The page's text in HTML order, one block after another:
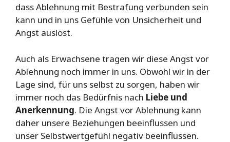
dass Ablehnung mit Bestrafung verbunden sein
kann und in uns Gefühle von Unsicherheit und
Angst auslöst.
Auch als Erwachsene tragen wir diese Angst vor
Ablehnung noch immer in uns. Obwohl wir in der
Lage sind, für uns selbst zu sorgen, haben wir
immer noch das Bedürfnis nach Liebe und
Anerkennung. Die Angst vor Ablehnung kann
daher unsere Beziehungen beeinflussen und
unser Selbstwertgefühl negativ beeinflussen.